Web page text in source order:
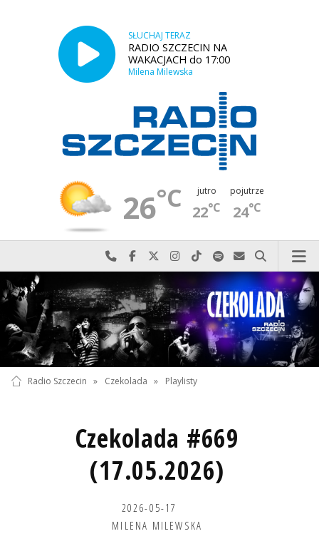
SŁUCHAJ TERAZ
RADIO SZCZECIN NA
WAKACJACH do 17:00
Milena Milewska
26°C jutro
22°C
pojutrze
24°C
Najlepiej po prostu do nas zadzwoń
Odwiedź nas na Facebook-u
Odwiedź nas na X
Odwiedź nas na Instagram-ie
Odwiedź nas na TikTok-u
Szukaj nas na Spotify
Wyślij do nas
Szukaj
Radio Szczecin » Czekolada » Playlisty
Czekolada #669
(17.05.2026)
2026-05-17
MILENA MILEWSKA